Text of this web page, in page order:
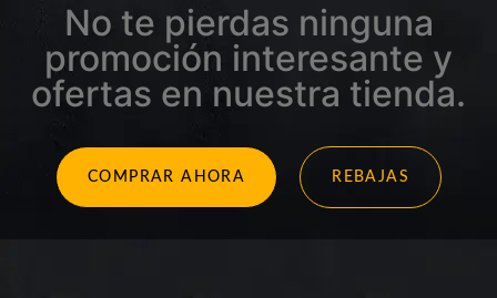
No te pierdas ninguna
promoción interesante y
ofertas en nuestra tienda.
COMPRAR AHORA REBAJAS